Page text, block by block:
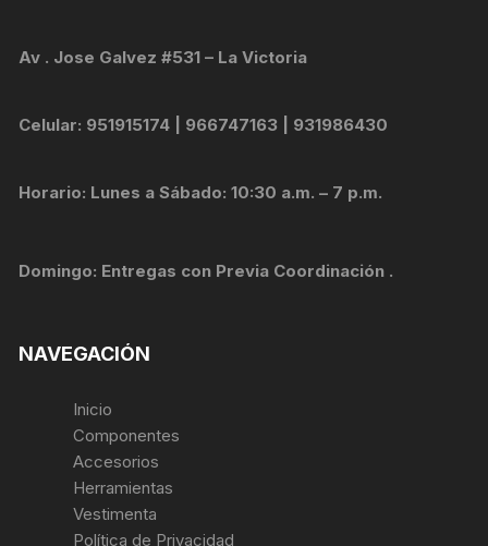
Av . Jose Galvez #531 – La Victoria
Celular: 951915174 | 966747163 | 931986430
Horario: Lunes a Sábado: 10:30 a.m. – 7 p.m.
Domingo: Entregas con Previa Coordinación .
NAVEGACIÓN
Inicio
Componentes
Accesorios
Herramientas
Vestimenta
Política de Privacidad